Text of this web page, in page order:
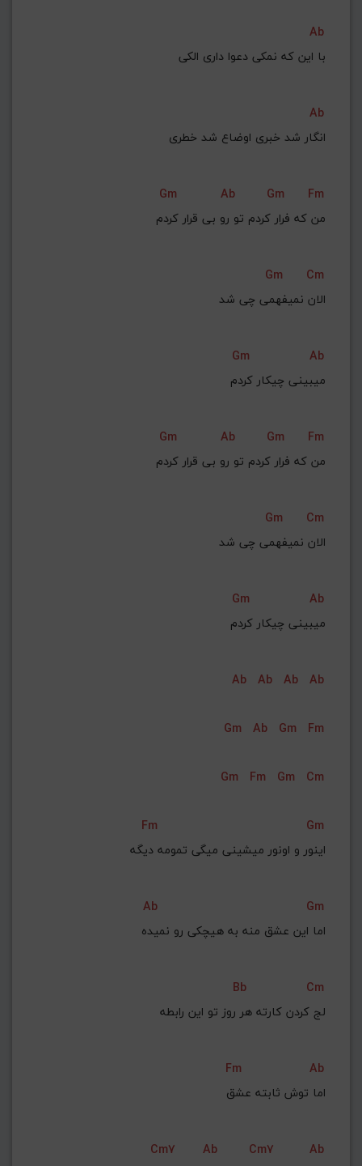
Ab
Ab
انگار شد خبری اوضاع شد خطری
Gm Ab Gm
Fm
Gm
Cm
الان نمیفهمی چی شد
Gm
Ab
میبینی چیکار کردم
Gm Ab Gm
Fm
Gm
Cm
الان نمیفهمی چی شد
Gm
Ab
میبینی چیکار کردم
Ab Ab Ab Ab
Gm Ab Gm Fm
Gm Fm Gm Cm
Fm
Gm
اینور و‌ اونور میشینی میگی تمومه دیگه
Ab
Gm
اما این عشق منه به هیچکی رو نمیده
Bb
Cm
Fm
Ab
اما توش ثابته عشق
Cm7 Ab Cm7
Ab